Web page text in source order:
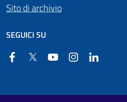
Sito di archivio
SEGUICI SU
FacebookTwitter YouTube Instagram